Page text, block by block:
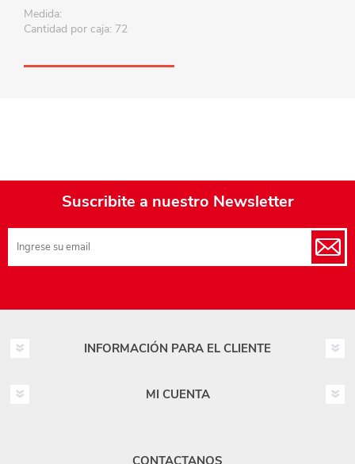
Medida:
Cantidad por caja: 72
Suscribite a nuestro Newsletter
INFORMACIÓN PARA EL CLIENTE
MI CUENTA